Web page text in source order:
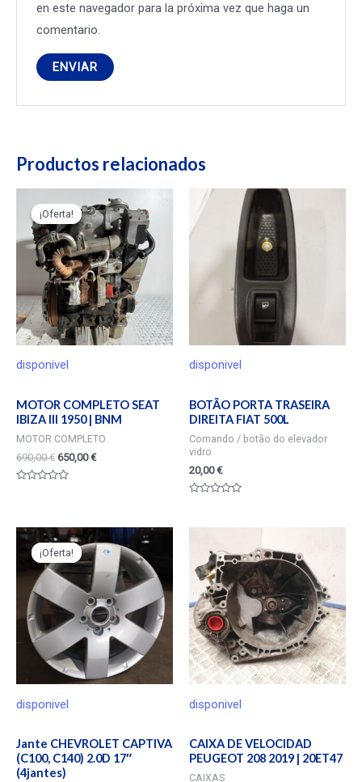
en este navegador para la próxima vez que haga un
comentario.
Productos relacionados
¡Oferta!
disponivel
¡Oferta!
MOTOR COMPLETO SEAT
IBIZA III 1950 | BNM
MOTOR COMPLETO
690,00€ 650,00€
5
disponivel
BOTÃO PORTA TRASEIRA
DIREITA FIAT 500L
Comando / botão do elevador
vidro
20,00€
¡Oferta!
disponivel
¡Oferta!
Jante CHEVROLET CAPTIVA
(C100, C140) 2.0D 17″
(4jantes)
disponivel
CAIXA DE VELOCIDAD
PEUGEOT 208 2019 | 20ET47
CAIXAS